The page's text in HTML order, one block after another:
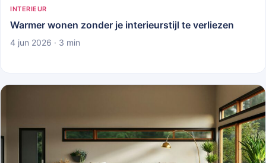
INTERIEUR
Warmer wonen zonder je interieurstijl te verliezen
4 jun 2026 · 3 min